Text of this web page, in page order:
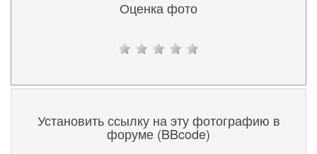
Оценка фото
Установить ссылку на эту фотографию в
форуме (BBcode)